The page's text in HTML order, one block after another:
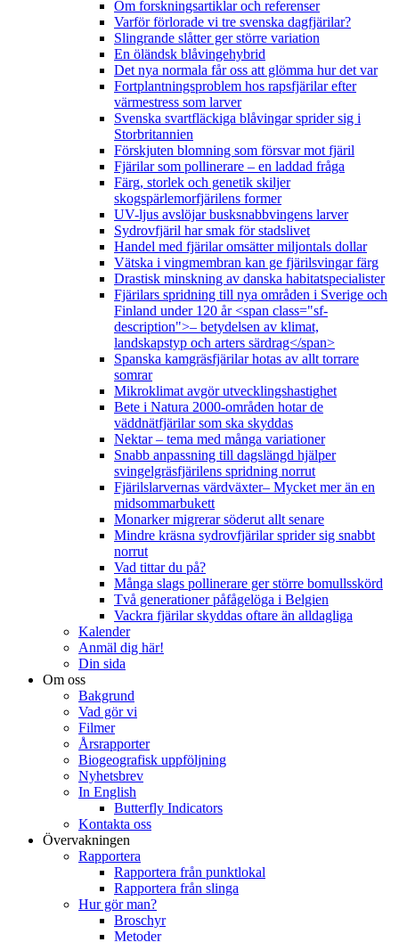
Om forskningsartiklar och referenser
Varför förlorade vi tre svenska dagfjärilar?
Slingrande slåtter ger större variation
En öländsk blåvingehybrid
Det nya normala får oss att glömma hur det var
Fortplantningsproblem hos rapsfjärilar efter
värmestress som larver
Svenska svartfläckiga blåvingar sprider sig i
Storbritannien
Förskjuten blomning som försvar mot fjäril
Fjärilar som pollinerare – en laddad fråga
Färg, storlek och genetik skiljer
skogspärlemorfjärilens former
UV-ljus avslöjar busksnabbvingens larver
Sydrovfjäril har smak för stadslivet
Handel med fjärilar omsätter miljontals dollar
Vätska i vingmembran kan ge fjärilsvingar färg
Drastisk minskning av danska habitatspecialister
Fjärilars spridning till nya områden i Sverige och
Finland under 120 år <span class="sf-
description">– betydelsen av klimat,
landskapstyp och arters särdrag</span>
Spanska kamgräsfjärilar hotas av allt torrare
somrar
Mikroklimat avgör utvecklingshastighet
Bete i Natura 2000-områden hotar de
väddnätfjärilar som ska skyddas
Nektar – tema med många variationer
Snabb anpassning till dagslängd hjälper
svingelgräsfjärilens spridning norrut
Fjärilslarvernas värdväxter– Mycket mer än en
midsommarbukett
Monarker migrerar söderut allt senare
Mindre kräsna sydrovfjärilar sprider sig snabbt
norrut
Vad tittar du på?
Många slags pollinerare ger större bomullsskörd
Två generationer påfågelöga i Belgien
Vackra fjärilar skyddas oftare än alldagliga
Kalender
Anmäl dig här!
Din sida
Om oss
Bakgrund
Vad gör vi
Filmer
Årsrapporter
Biogeografisk uppföljning
Nyhetsbrev
In English
Butterfly Indicators
Kontakta oss
Övervakningen
Rapportera
Rapportera från punktlokal
Rapportera från slinga
Hur gör man?
Broschyr
Metoder